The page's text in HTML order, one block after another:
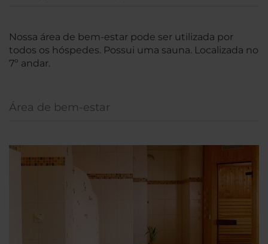
Nossa área de bem-estar pode ser utilizada por
todos os hóspedes. Possui uma sauna. Localizada no
7º andar.
Área de bem-estar